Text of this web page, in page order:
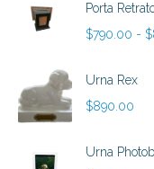
Porta
$790.00 - $
Urna Rex
$890.00
Urna